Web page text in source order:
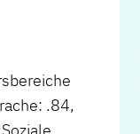
.84,